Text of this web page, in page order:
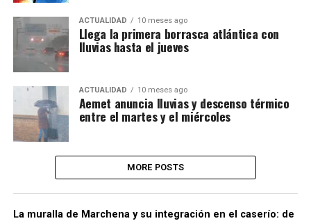
ACTUALIDAD 10 meses ago
Llega la primera borrasca atlántica con
lluvias hasta el jueves
ACTUALIDAD 10 meses ago
Aemet anuncia lluvias y descenso térmico
entre el martes y el miércoles
MORE POSTS
La muralla de Marchena y su integración en el caserío: de